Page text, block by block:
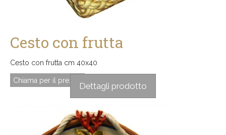
Cesto con frutta
Cesto con frutta cm 40x40
Chiama per il prezzo
Dettagli prodotto